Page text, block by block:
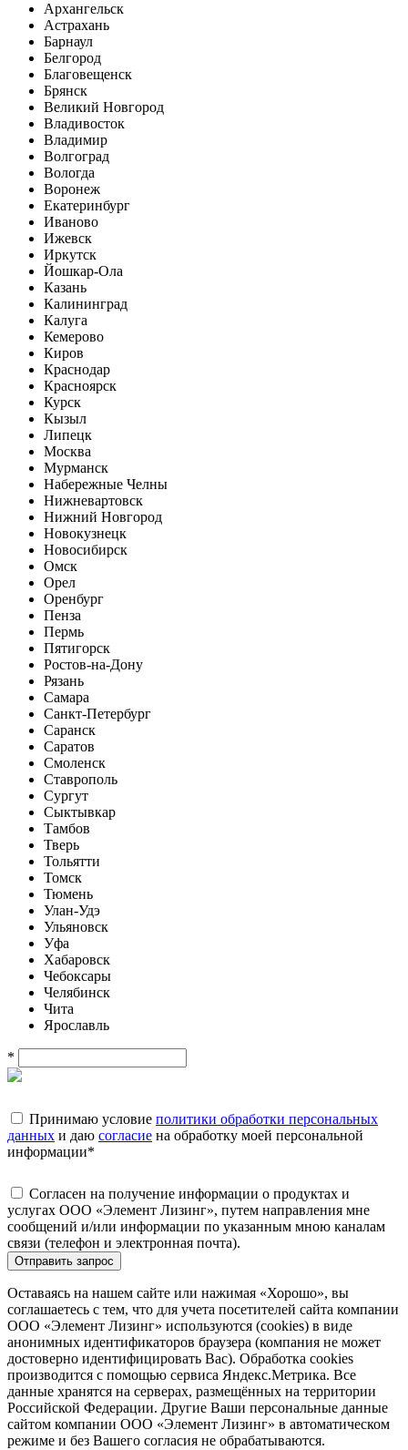
Архангельск
Астрахань
Барнаул
Белгород
Благовещенск
Брянск
Великий Новгород
Владивосток
Владимир
Волгоград
Вологда
Воронеж
Екатеринбург
Иваново
Ижевск
Иркутск
Йошкар-Ола
Казань
Калининград
Калуга
Кемерово
Киров
Краснодар
Красноярск
Курск
Кызыл
Липецк
Москва
Мурманск
Набережные Челны
Нижневартовск
Нижний Новгород
Новокузнецк
Новосибирск
Омск
Орел
Оренбург
Пенза
Пермь
Пятигорск
Ростов-на-Дону
Рязань
Самара
Санкт-Петербург
Саранск
Саратов
Смоленск
Ставрополь
Сургут
Сыктывкар
Тамбов
Тверь
Тольятти
Томск
Тюмень
Улан-Удэ
Ульяновск
Уфа
Хабаровск
Чебоксары
Челябинск
Чита
Ярославль
*
Принимаю условие политики обработки персональных
данных и даю согласие на обработку моей персональной
информации*
Согласен на получение информации о продуктах и
услугах ООО «Элемент Лизинг», путем направления мне
сообщений и/или информации по указанным мною каналам
связи (телефон и электронная почта).
Отправить запрос
Оставаясь на нашем сайте или нажимая «Хорошо», вы
соглашаетесь с тем, что для учета посетителей сайта компании
ООО «Элемент Лизинг» используются (cookies) в виде
анонимных идентификаторов браузера (компания не может
достоверно идентифицировать Вас). Обработка cookies
производится с помощью сервиса Яндекс.Метрика. Все
данные хранятся на серверах, размещённых на территории
Российской Федерации. Другие Ваши персональные данные
сайтом компании ООО «Элемент Лизинг» в автоматическом
режиме и без Вашего согласия не обрабатываются.